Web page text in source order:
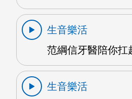
生音樂活
范綱信牙醫陪你扛
生音樂活